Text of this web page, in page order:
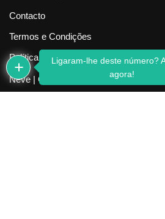
Contacto
Termos e Condições
Política de Privacidade
Neve| Criado com WordPress
Ligaram-lhe deste número?
agora!